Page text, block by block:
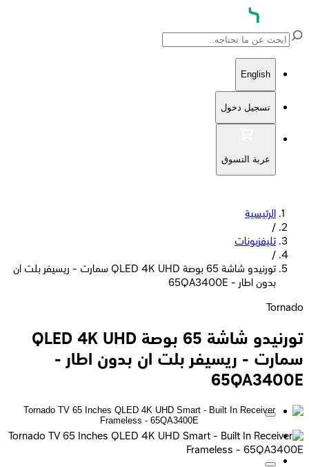
English
تسجيل دخول
عربة التسوق
الرئيسية
/
تليفزيونات
/
تورنيدو شاشة 65 بوصة QLED 4K UHD سمارت - ريسيفر بلت ان
بدون اطار - 65QA3400E
Tornado
تورنيدو شاشة 65 بوصة QLED 4K UHD
سمارت - ريسيفر بلت ان بدون اطار -
65QA3400E